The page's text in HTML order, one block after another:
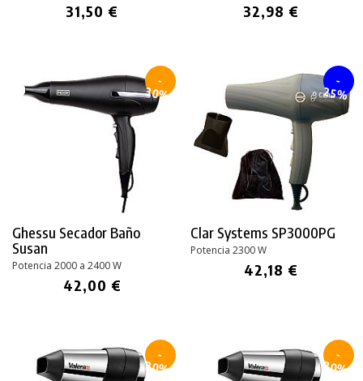
31,50 € 32,98 €
-
30%
Ghessu Secador Baño
Susan
Potencia 2000 a 2400 W
42,00 €
-
25%
Clar Systems SP3000PG
Potencia 2300 W
42,18 €
-
30%
-
30%